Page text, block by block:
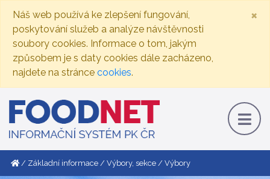
Náš web používá ke zlepšení fungování,
poskytování služeb a analýze návštěvnosti
soubory cookies. Informace o tom, jakým
způsobem je s daty cookies dále zacházeno,
najdete na stránce cookies.
×
Základní informace Výbory, sekce Výbory